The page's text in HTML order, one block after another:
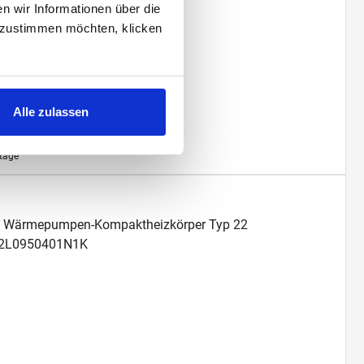
wir Informationen über die
möchten, klicken
Alle zulassen
PTX2L0601001N1K
Kompaktheizkörper Typ 22